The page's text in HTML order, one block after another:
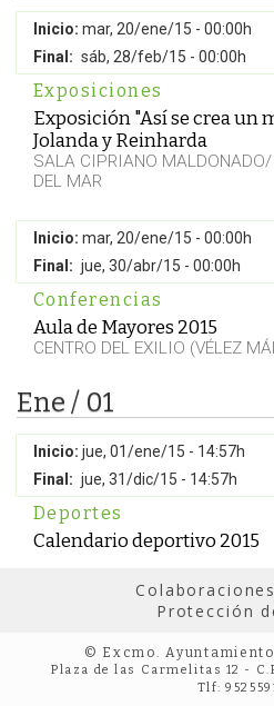
Inicio: mar, 20/ene/15 - 00:00h
Final: sáb, 28/feb/15 - 00:00h
Exposiciones
Exposición "Así se crea un
Jolanda y Reinharda
SALA CIPRIANO MALDONADO/
DEL MAR
Inicio: mar, 20/ene/15 - 00:00h
Final: jue, 30/abr/15 - 00:00h
Conferencias
Aula de Mayores 2015
CENTRO DEL EXILIO (VÉLEZ
Ene / 01
Inicio: jue, 01/ene/15 - 14:57h
Final: jue, 31/dic/15 - 14:57h
Deportes
Calendario deportivo 2015
Protección
© Excmo.
Plaza de las Carmelitas 12 -
Tlf: